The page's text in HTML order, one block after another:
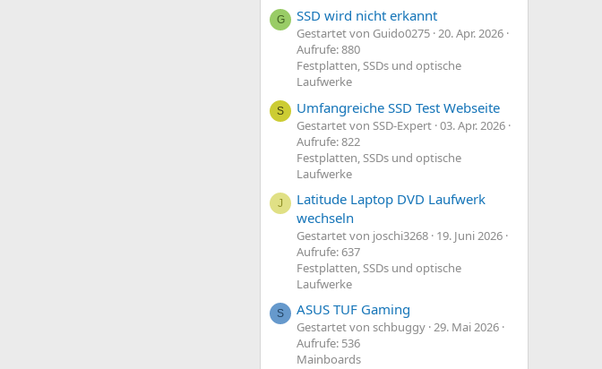
G SSD wird nicht erkannt
Gestartet von Guido0275 20. Apr. 2026
Aufrufe: 880
Festplatten, SSDs und optische
Laufwerke
S Umfangreiche SSD Test Webseite
Gestartet von SSD-Expert 03. Apr. 2026
Aufrufe: 822
Festplatten, SSDs und optische
Laufwerke
J
Latitude Laptop DVD Laufwerk
wechseln
Gestartet von joschi3268 19. Juni 2026
Aufrufe: 637
Festplatten, SSDs und optische
Laufwerke
S ASUS TUF Gaming
Gestartet von schbuggy 29. Mai 2026
Aufrufe: 536
Mainboards